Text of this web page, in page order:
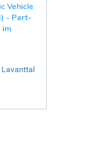
Vehicle
- Part-
im
Lavanttal